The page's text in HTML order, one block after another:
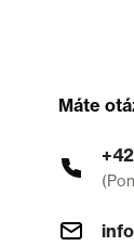
Máte